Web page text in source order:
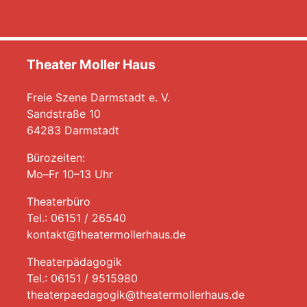
Theater Moller Haus
Freie Szene Darmstadt e. V.
Sandstraße 10
64283 Darmstadt
Bürozeiten:
Mo–Fr 10–13 Uhr
Theaterbüro
Tel.: 06151 / 26540
kontakt@theatermollerhaus.de
Theaterpädagogik
Tel.: 06151 / 9515980
theaterpaedagogik@theatermollerhaus.de